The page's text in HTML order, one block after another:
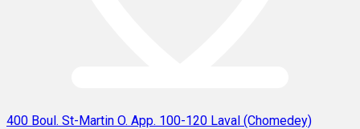
400 Boul. St-Martin O. App. 100-120 Laval (Chomedey)